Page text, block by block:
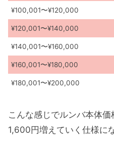
¥100,001〜¥120,000
¥120,001〜¥140,000
¥140,001〜¥160,000
¥160,001〜¥180,000
¥180,001〜¥200,000
こんな感じでルンバ本体
1,600円増えていく仕様に